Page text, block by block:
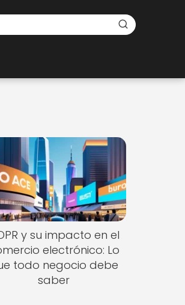
y su impacto en el
electrónico: Lo
todo negocio debe
saber